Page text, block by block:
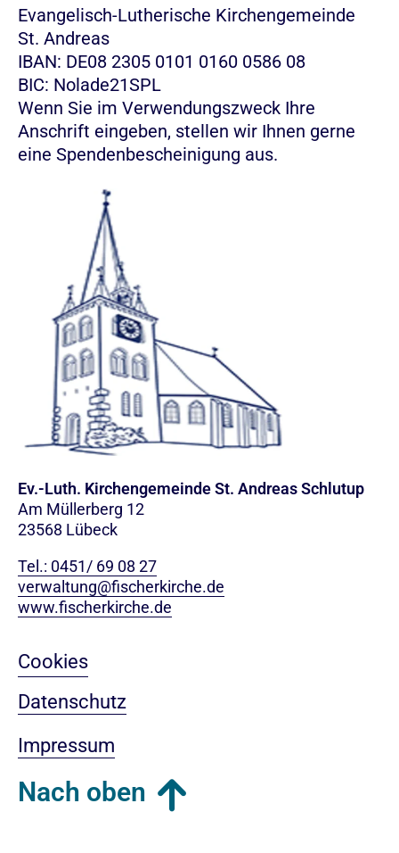
Evangelisch-Lutherische Kirchengemeinde
St. Andreas
IBAN: DE08 2305 0101 0160 0586 08
BIC: Nolade21SPL
Wenn Sie im Verwendungszweck Ihre
Anschrift eingeben, stellen wir Ihnen gerne
eine Spendenbescheinigung aus.
Ev.-Luth. Kirchengemeinde St. Andreas Schlutup
Am Müllerberg 12
23568 Lübeck
Tel.: 0451/ 69 08 27
verwaltung@fischerkirche.de
www.fischerkirche.de
Cookies
Datenschutz
Impressum
Nach oben